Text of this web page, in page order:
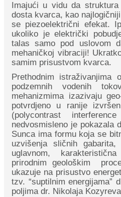
Imajući u vidu da
dosta kvarca, kao
se piezoelektrični efekat.
ukoliko je električki
talas samo pod uslovom
mehaničkoj vibraciji!
samim prisustvom kvarca.
Prethodnim
podzemnih vodenih
mehanizmima izazivaju
potvrdjeno u ranije
(polycontrast
nedvosmisleno je pokazala
Sunca ima formu koja se
uzvišenja sličnih
uglavnom,
prirodnim geološkim
ukazuje na prisustvo
tzv. “suptilnim energijama”
poljima dr. Nikolaja